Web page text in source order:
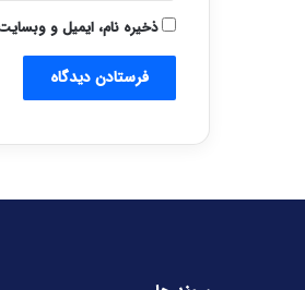
ذخیره نام، ایمیل و